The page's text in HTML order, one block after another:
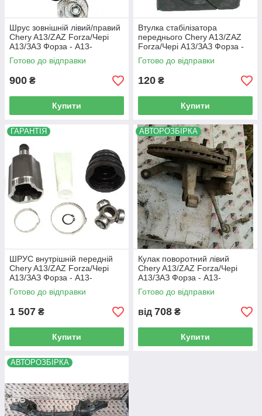
Шрус зовнішній лівий/правий
Chery A13/ZAZ Forza/Чері
А13/ЗАЗ Форза - A13-
XLB3AF2203030B
Готово до відправки
900 ₴
Купити
Втулка стабілізатора
переднього Chery A13/ZAZ
Forza/Чері А13/ЗАЗ Форза -
A13-2906013
Готово до відправки
120 ₴
Купити
ГАРАНТІЯ
ШРУС внутрішній передній
Chery A13/ZAZ Forza/Чері
А13/ЗАЗ Форза - A13-
XLB3AF2203050B
Готово до відправки
1 507 ₴
Купити
АВТОРОЗБІРКА
Кулак поворотний лівий
Chery A13/ZAZ Forza/Чері
А13/ЗАЗ Форза - A13-
3001011, (з розбірки)
Готово до відправки
від 708 ₴
Купити
АВТОРОЗБІРКА